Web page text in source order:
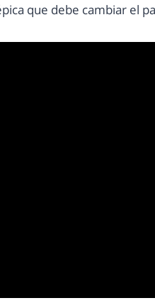
que debe cambiar el